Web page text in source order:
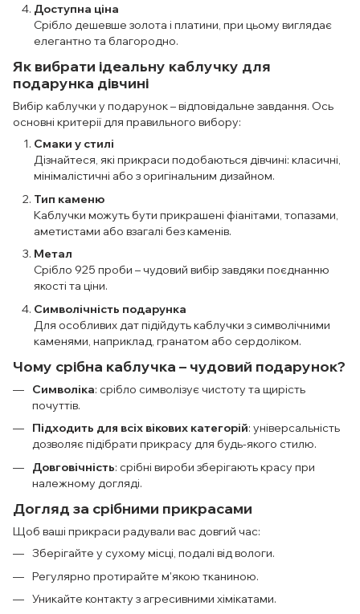
Доступна ціна
Срібло дешевше золота і платини, при цьому виглядає
елегантно та благородно.
Як вибрати ідеальну каблучку для
подарунка дівчині
Вибір каблучки у подарунок – відповідальне завдання. Ось
основні критерії для правильного вибору:
Смаки у стилі
Дізнайтеся, які прикраси подобаються дівчині: класичні,
мінімалістичні або з оригінальним дизайном.
Тип каменю
Каблучки можуть бути прикрашені фіанітами, топазами,
аметистами або взагалі без каменів.
Метал
Срібло 925 проби – чудовий вибір завдяки поєднанню
якості та ціни.
Символічність подарунка
Для особливих дат підійдуть каблучки з символічними
каменями, наприклад, гранатом або сердоліком.
Чому срібна каблучка – чудовий подарунок?
Символіка: срібло символізує чистоту та щирість
почуттів.
Підходить для всіх вікових категорій: універсальність
дозволяє підібрати прикрасу для будь-якого стилю.
Довговічність: срібні вироби зберігають красу при
належному догляді.
Догляд за срібними прикрасами
Щоб ваші прикраси радували вас довгий час:
Зберігайте у сухому місці, подалі від вологи.
Регулярно протирайте м'якою тканиною.
Уникайте контакту з агресивними хімікатами.